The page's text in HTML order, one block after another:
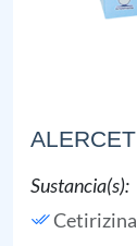
ALERCET
Sustancia(s):
Cetirizina